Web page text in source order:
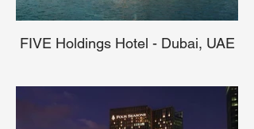
FIVE Holdings Hotel - Dubai, UAE